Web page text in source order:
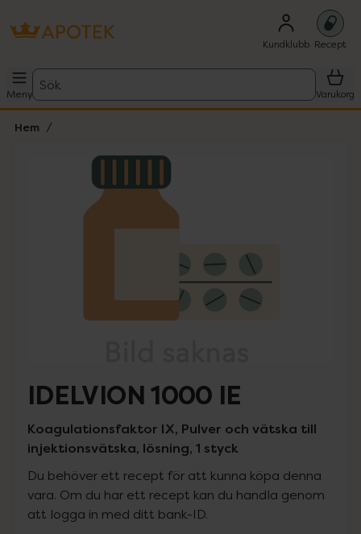
Kundklubb Recept
Meny
Sök
Varukorg
Hem
Lista: . Innehåller 1 objekt.
IDELVION 1000 IE
Koagulationsfaktor IX, Pulver och vätska till
injektionsvätska, lösning, 1 styck
Du behöver ett recept för att kunna köpa denna
vara. Om du har ett recept kan du handla genom
att logga in med ditt bank-ID.